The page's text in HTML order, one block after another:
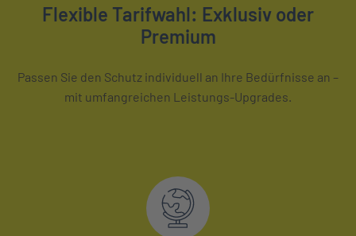
Flexible Tarifwahl: Exklusiv oder
Premium
Passen Sie den Schutz individuell an Ihre Bedürfnisse an –
mit umfangreichen Leistungs-Upgrades.